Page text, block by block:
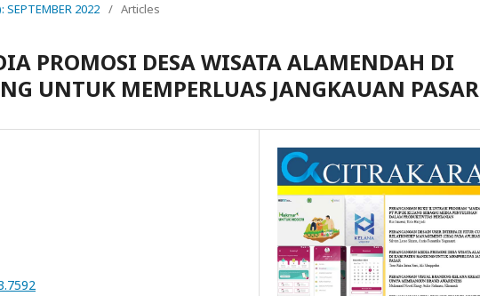
SEPTEMBER 2022 / Articles
PROMOSI DESA WISATA ALAMENDAH DI
UNTUK MEMPERLUAS JANGKAUAN PASAR